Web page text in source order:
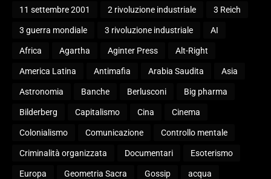
11 settembre 2001 2 rivoluzione industriale 3 Reich
3 guerra mondiale 3 rivoluzione industriale AI
Africa Agartha Aginter Press Alt-Right
America Latina Antimafia Arabia Saudita Asia
Astronomia Banche Berlusconi Big pharma
Bilderberg Capitalismo Cina Cinema
Colonialismo Comunicazione Controllo mentale
Criminalità organizzata Documentari Esoterismo
Europa Geometria Sacra Gossip acqua